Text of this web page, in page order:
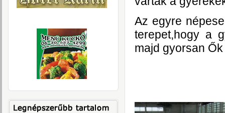
Az egyre
terepet,hogy a
majd gyorsan